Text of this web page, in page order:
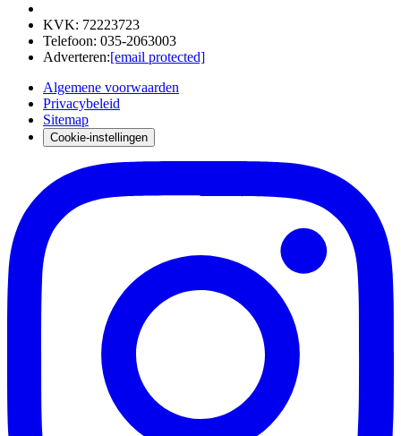
KVK: 72223723
Telefoon: 035-2063003
Adverteren:[email protected]
Algemene voorwaarden
Privacybeleid
Sitemap
Cookie-instellingen